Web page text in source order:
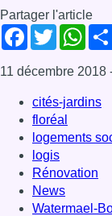
Partager l'article
Facebook
Twitter
11 décembre 2018
cités-jardins
floréal
logements
logis
Rénovation
News
Watermael-